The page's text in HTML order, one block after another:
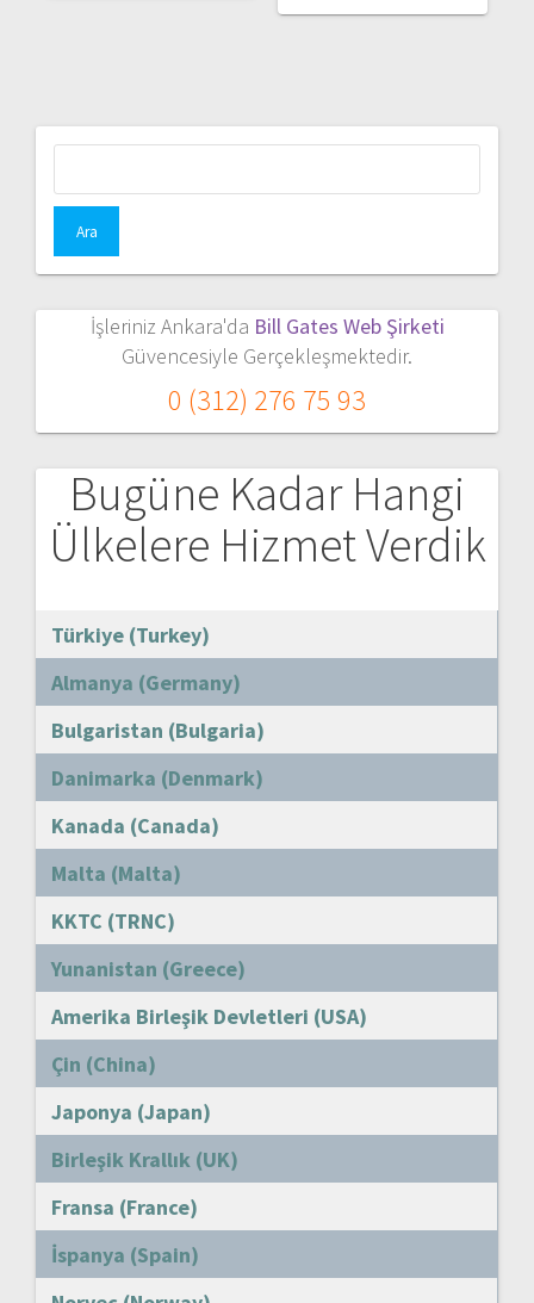
İşleriniz Ankara'da Bill Gates Web Şirketi
Güvencesiyle Gerçekleşmektedir.
0 (312) 276 75 93
Bugüne Kadar Hangi
Ülkelere Hizmet Verdik
Türkiye (Turkey)
Almanya (Germany)
Bulgaristan (Bulgaria)
Danimarka (Denmark)
Kanada (Canada)
Malta (Malta)
KKTC (TRNC)
Yunanistan (Greece)
Amerika Birleşik Devletleri (USA)
Çin (China)
Japonya (Japan)
Birleşik Krallık (UK)
Fransa (France)
İspanya (Spain)